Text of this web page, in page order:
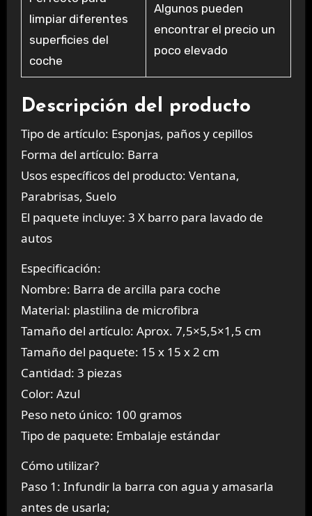
limpiar diferentes
superficies del
coche
Algunos pueden
encontrar el precio un
poco elevado
Descripción del producto
Tipo de artículo: Esponjas, paños y cepillos
Forma del artículo: Barra
Usos específicos del producto: Ventana,
Parabrisas, Suelo
El paquete incluye: 3 X barro para lavado de
autos
Especificación:
Nombre: Barra de arcilla para coche
Material: plastilina de microfibra
Tamaño del artículo: Aprox. 7,5×5,5×1,5 cm
Tamaño del paquete: 15 x 15 x 2 cm
Cantidad: 3 piezas
Color: Azul
Peso neto único: 100 gramos
Tipo de paquete: Embalaje estándar
Cómo utilizar?
Paso 1: Infundir la barra con agua y amasarla
antes de usarla;